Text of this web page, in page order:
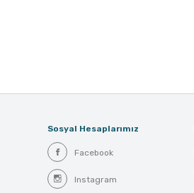
Sosyal Hesaplarımız
Facebook
Instagram